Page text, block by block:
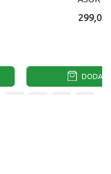
299,00
DODAJ